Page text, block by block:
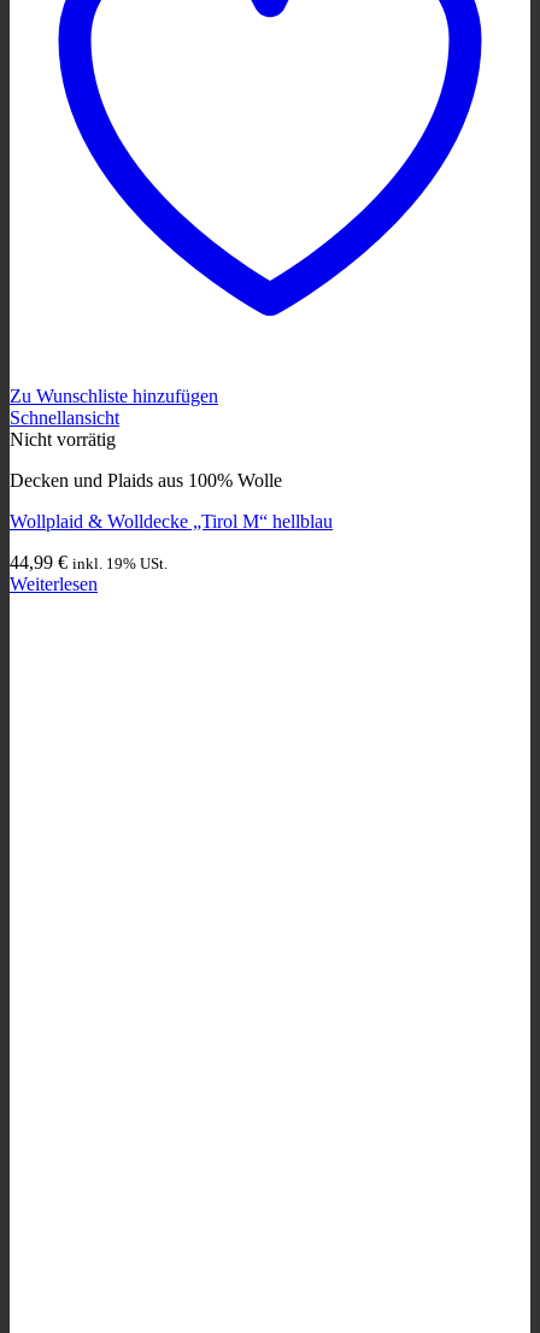
Zu Wunschliste hinzufügen
Schnellansicht
Nicht vorrätig
Decken und Plaids aus 100% Wolle
Wollplaid & Wolldecke „Tirol M“ hellblau
44,99 € inkl. 19% USt.
Weiterlesen